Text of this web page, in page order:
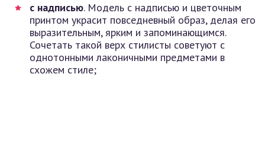
с надписью. Модель с надписью и цветочным
принтом украсит повседневный образ, делая его
выразительным, ярким и запоминающимся.
Сочетать такой верх стилисты советуют с
однотонными лаконичными предметами в
схожем стиле;